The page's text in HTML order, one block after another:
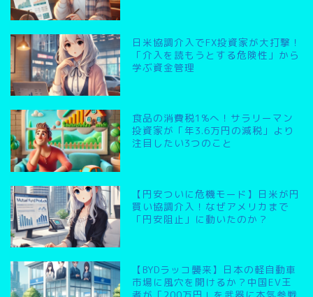
日米協調介入でFX投資家が大打撃！
「介入を読もうとする危険性」から
学ぶ資金管理
食品の消費税1%へ！サラリーマン
投資家が「年3.6万円の減税」より
注目したい3つのこと
【円安ついに危機モード】日米が円
買い協調介入！なぜアメリカまで
「円安阻止」に動いたのか？
【BYDラッコ襲来】日本の軽自動車
市場に風穴を開けるか？中国EV王